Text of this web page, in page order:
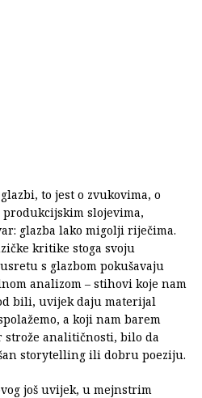
to jest o zvukovima, o
slojevima,
glazba lako migolji riječima.
kritike stoga svoju
s glazbom pokušavaju
analizom – stihovi koje nam
bili, uvijek daju materijal
a koji nam barem
analitičnosti, bilo da
storytelling ili dobru poeziju.
još uvijek, u mejnstrim